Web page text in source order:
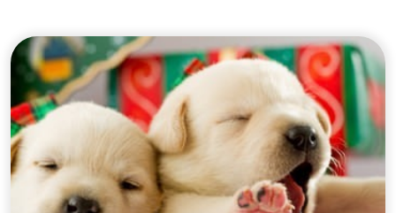
Chat
Chat divers
Chien
Chien - divers
Comportement
Education canine et comportement